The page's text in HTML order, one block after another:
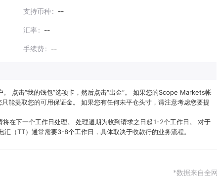
支持币种 --
汇率 --
手续费 --
点击“我的钱包”选项卡，然后点击“出金”。 如果您的Scope Markets帐
能提取您的可用保证金。 如果您有任何未平仓头寸，请注意考虑您要提
在下一个工作日处理。 处理週期为收到请求之日起1-2个工作日。 对于
（TT）通常需要3-8个工作日，具体取决于收款行的业务流程。
*数据来自全